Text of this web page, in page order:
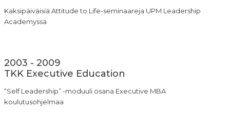
Kaksipäiväisiä Attitude to Life-seminaareja UPM Leadership
Academyssä
2003 - 2009
TKK Executive Education
“Self Leadership” -moduuli osana Executive MBA
koulutusohjelmaa